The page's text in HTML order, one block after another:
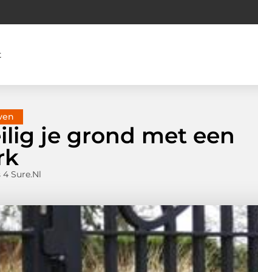
je grond met een
4 Sure.nl